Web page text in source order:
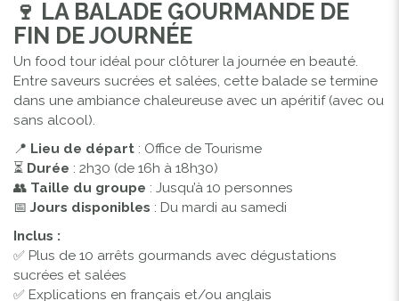
🍷 LA BALADE GOURMANDE DE
FIN DE JOURNÉE
Un food tour idéal pour clôturer la journée en beauté.
Entre saveurs sucrées et salées, cette balade se termine
dans une ambiance chaleureuse avec un apéritif (avec ou
sans alcool).
📍 Lieu de départ : Office de Tourisme
⏳ Durée : 2h30 (de 16h à 18h30)
👥 Taille du groupe : Jusqu’à 10 personnes
📅 Jours disponibles : Du mardi au samedi
Inclus :
✅ Plus de 10 arrêts gourmands avec dégustations
sucrées et salées
✅ Explications en français et/ou anglais